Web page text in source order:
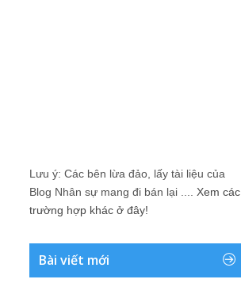
Lưu ý: Các bên lừa đảo, lấy tài liệu của
Blog Nhân sự mang đi bán lại .... Xem các
trường hợp khác ở đây!
Bài viết mới